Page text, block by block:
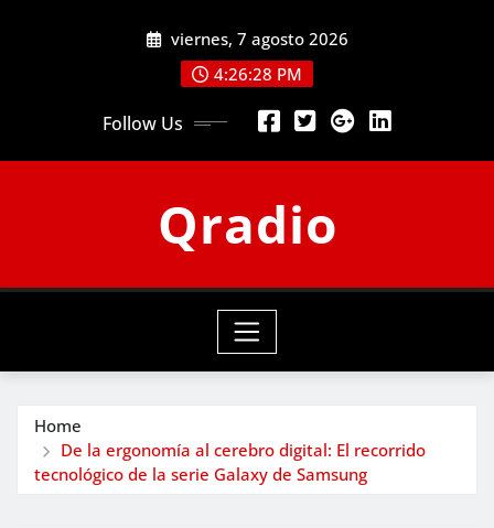
viernes, 7 agosto 2026
4:26:29 PM
Follow Us
Qradio
Home
De la ergonomía al cerebro digital: El recorrido
tecnológico de la serie Galaxy de Samsung